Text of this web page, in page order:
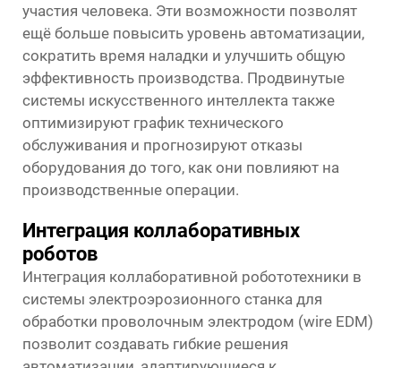
участия человека. Эти возможности позволят
ещё больше повысить уровень автоматизации,
сократить время наладки и улучшить общую
эффективность производства. Продвинутые
системы искусственного интеллекта также
оптимизируют график технического
обслуживания и прогнозируют отказы
оборудования до того, как они повлияют на
производственные операции.
Интеграция коллаборативных
роботов
Интеграция коллаборативной робототехники в
системы электроэрозионного станка для
обработки проволочным электродом (wire EDM)
позволит создавать гибкие решения